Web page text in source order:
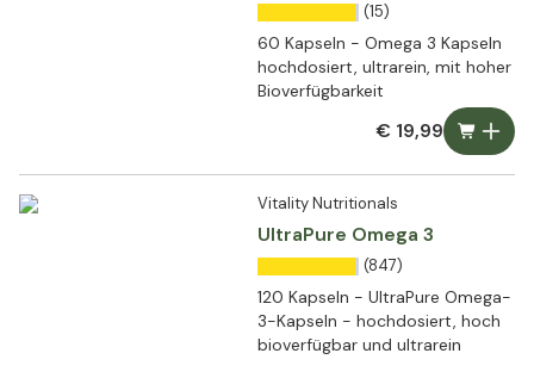
(15)
60 Kapseln - Omega 3 Kapseln
hochdosiert, ultrarein, mit hoher
Bioverfügbarkeit
€ 19,99
Vitality Nutritionals
UltraPure Omega 3
(847)
120 Kapseln - UltraPure Omega-
3-Kapseln - hochdosiert, hoch
bioverfügbar und ultrarein